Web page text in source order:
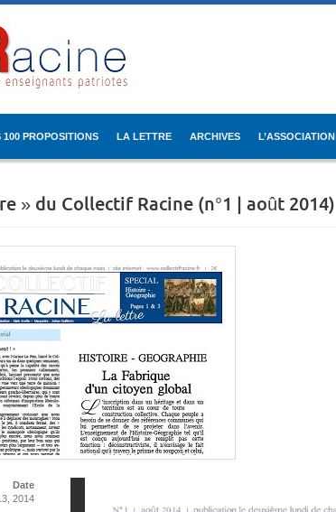
100 PROPOSITIONS LA LETTRE ARCHIVES L’ASSOCIATION
» du Collectif Racine (n°1 | août 2014)
Date
2014